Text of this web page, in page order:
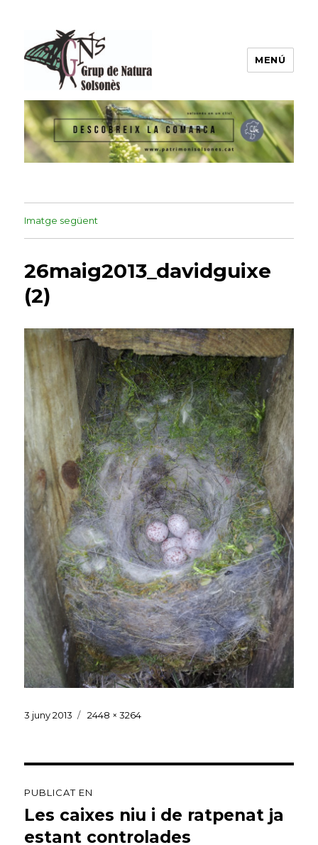
Grup de Natura del Solsonès
MENÚ
Imatge següent
26maig2013_davidguixe
(2)
Publicat
3 juny 2013
Mida
2448 × 3264
d'entrades
PUBLICAT EN
Les caixes niu i de ratpenat ja
estant controlades